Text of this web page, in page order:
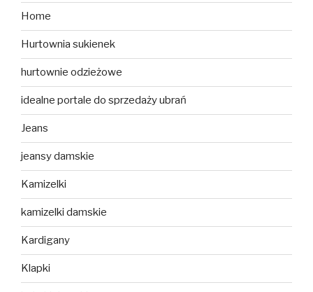
Home
Hurtownia sukienek
hurtownie odzieżowe
idealne portale do sprzedaży ubrań
Jeans
jeansy damskie
Kamizelki
kamizelki damskie
Kardigany
Klapki